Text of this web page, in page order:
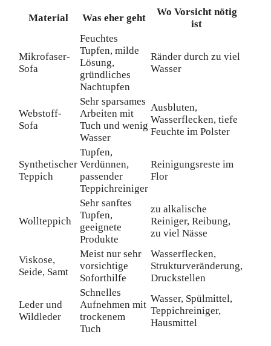
Material Was eher geht
Wo Vorsicht nötig
ist
Mikrofaser-
Sofa
Feuchtes
Tupfen, milde
Lösung,
gründliches
Nachtupfen
Ränder durch zu viel
Wasser
Webstoff-
Sofa
Sehr sparsames
Arbeiten mit
Tuch und wenig
Wasser
Ausbluten,
Wasserflecken, tiefe
Feuchte im Polster
Synthetischer
Teppich
Tupfen,
Verdünnen,
passender
Teppichreiniger
Reinigungsreste im
Flor
Wollteppich
Sehr sanftes
Tupfen,
geeignete
Produkte
zu alkalische
Reiniger, Reibung,
zu viel Nässe
Viskose,
Seide, Samt
Meist nur sehr
vorsichtige
Soforthilfe
Wasserflecken,
Strukturveränderung,
Druckstellen
Leder und
Wildleder
Schnelles
Aufnehmen mit
trockenem
Tuch
Wasser, Spülmittel,
Teppichreiniger,
Hausmittel